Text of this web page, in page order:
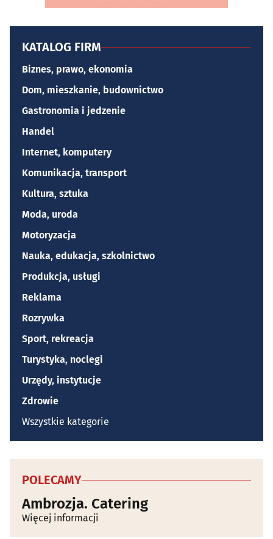
KATALOG FIRM
Biznes, prawo, ekonomia
Dom, mieszkanie, budownictwo
Gastronomia i jedzenie
Handel
Internet, komputery
Komunikacja, transport
Kultura, sztuka
Moda, uroda
Motoryzacja
Nauka, edukacja, szkolnictwo
Produkcja, usługi
Reklama
Rozrywka
Sport, rekreacja
Turystyka, noclegi
Urzędy, instytucje
Zdrowie
Wszystkie kategorie
POLECAMY
Ambrozja. Catering
Więcej informacji